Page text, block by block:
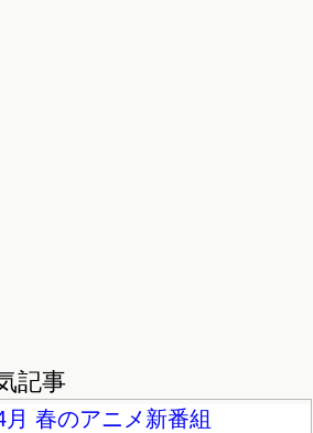
記事
月 春のアニメ新番組